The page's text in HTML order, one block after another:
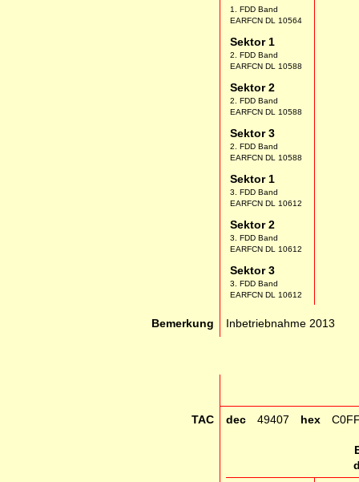
1. FDD Band
EARFCN DL 10564
Sektor 1
2. FDD Band
EARFCN DL 10588
Sektor 2
2. FDD Band
EARFCN DL 10588
Sektor 3
2. FDD Band
EARFCN DL 10588
Sektor 1
3. FDD Band
EARFCN DL 10612
Sektor 2
3. FDD Band
EARFCN DL 10612
Sektor 3
3. FDD Band
EARFCN DL 10612
Bemerkung Inbetriebnahme 2013
TAC dec 49407 hex